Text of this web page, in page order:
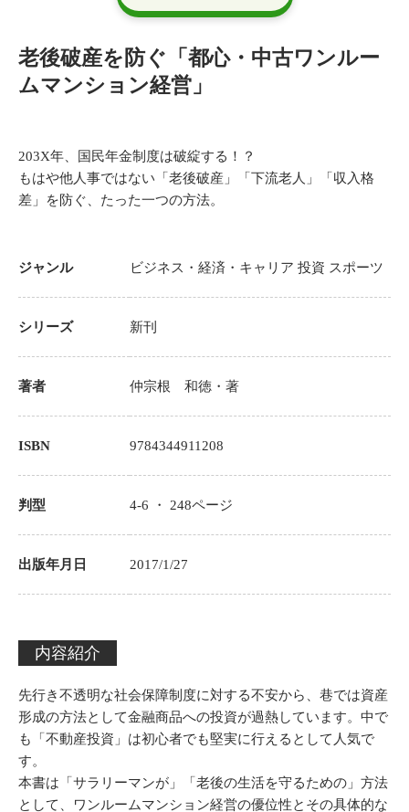
老後破産を防ぐ「都心・中古ワンルー
ムマンション経営」
203X年、国民年金制度は破綻する！？
もはや他人事ではない「老後破産」「下流老人」「収入格
差」を防ぐ、たった一つの方法。
ジャンル ビジネス・経済・キャリア 投資 スポーツ
シリーズ 新刊
著者 仲宗根 和徳 ・著
ISBN 9784344911208
判型 4-6 ・248ページ
出版年月日 2017/1/27
内容紹介
先行き不透明な社会保障制度に対する不安から、巷では資産
形成の方法として金融商品への投資が過熱しています。中で
も「不動産投資」は初心者でも堅実に行えるとして人気で
す。
本書は「サラリーマンが」「老後の生活を守るための」方法
として、ワンルームマンション経営の優位性とその具体的な